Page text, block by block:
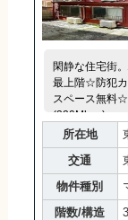
閑静な住宅街
最上階☆防犯
スペース無料
(320Mbps)
所在地
交通
物件種別
階数/構造